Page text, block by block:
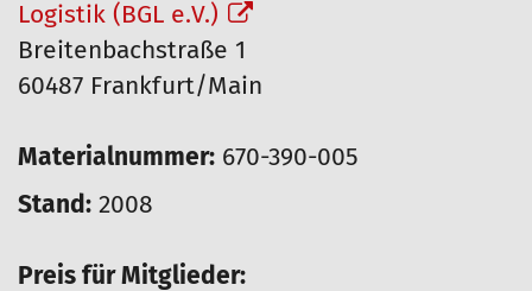
Logistik (BGL e.V.)
Breitenbachstraße 1
60487 Frankfurt/Main
Materialnummer: 670-390-005
Stand: 2008
Preis für Mitglieder: